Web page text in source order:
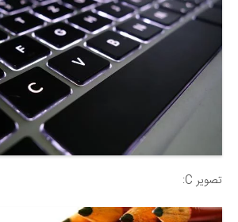
تصویر C: